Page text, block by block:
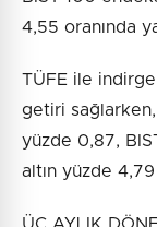
4,55 oranında
TÜFE ile
getiri
yüzde 0,87,
altın yüzde